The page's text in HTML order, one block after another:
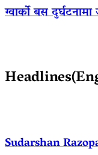
ग्वार्को बस
Sudarshan